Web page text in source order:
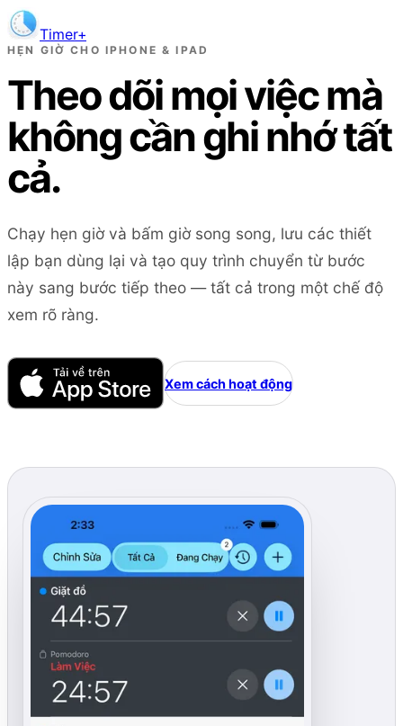
Timer+
HẸN GIỜ CHO IPHONE & IPAD
Theo dõi mọi việc mà
không cần ghi nhớ tất
cả.
Chạy hẹn giờ và bấm giờ song song, lưu các thiết
lập bạn dùng lại và tạo quy trình chuyển từ bước
này sang bước tiếp theo — tất cả trong một chế độ
xem rõ ràng.
Xem cách hoạt động